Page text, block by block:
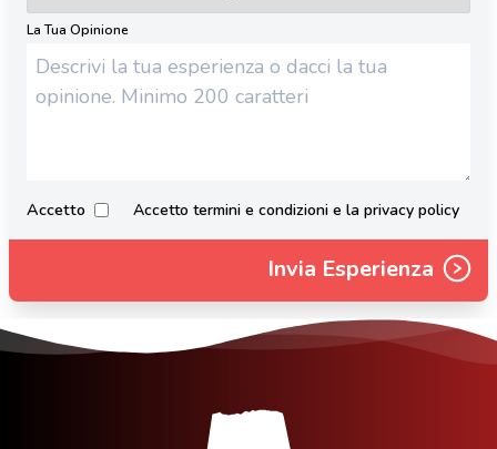
La Tua Opinione
Accetto Accetto termini e condizioni e la privacy policy
Invia Esperienza